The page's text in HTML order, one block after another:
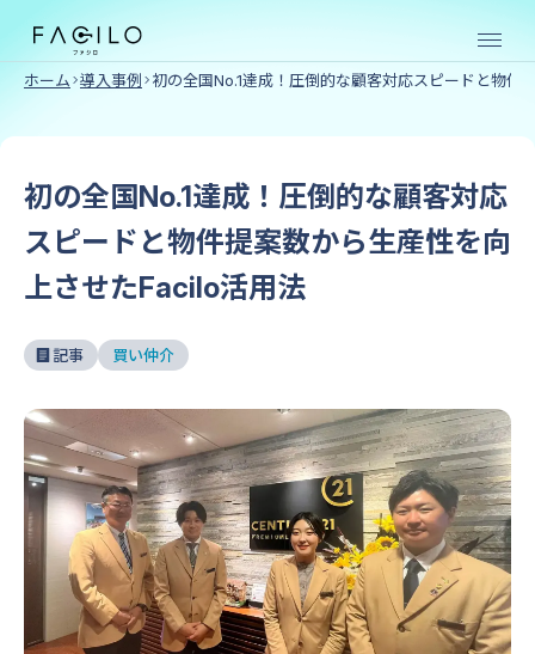
SERVICE
賃貸仲介向け
賃貸クラ
ウド
法人仲介向け
ホーム 導入事例 初の全国No.1達成！圧倒的な顧客対応スピードと物
初の全国No.1達成！圧倒的な顧客対応
スピードと物件提案数から生産性を向
上させたFacilo活用法
記事 買い仲介